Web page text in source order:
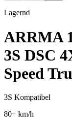
Lagernd
ARRMA
3S DSC
Speed
3S Kompatibel
80+ km/h